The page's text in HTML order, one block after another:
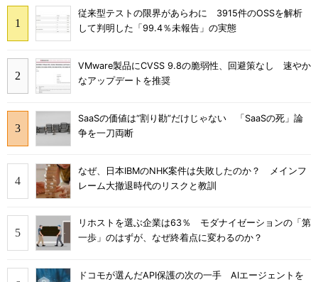
従来型テストの限界があらわに 3915件のOSSを解析
して判明した「99.4％未報告」の実態
VMware製品にCVSS 9.8の脆弱性、回避策なし 速やか
なアップデートを推奨
SaaSの価値は“割り勘”だけじゃない 「SaaSの死」論
争を一刀両断
なぜ、日本IBMのNHK案件は失敗したのか？ メインフ
レーム大撤退時代のリスクと教訓
リホストを選ぶ企業は63％ モダナイゼーションの「第
一歩」のはずが、なぜ終着点に変わるのか？
ドコモが選んだAPI保護の次の一手 AIエージェントを